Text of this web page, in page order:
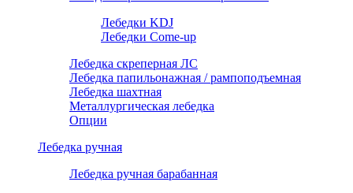
Лебедки KDJ
Лебедки Come-up
Лебедка скреперная ЛС
Лебедка папильонажная / рампоподъемная
Лебедка шахтная
Металлургическая лебедка
Опции
Лебедка ручная
Лебедка ручная барабанная